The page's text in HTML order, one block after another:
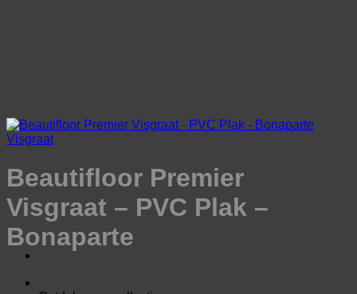
Visgraat
Beautifloor Premier
Visgraat – PVC Plak –
Bonaparte